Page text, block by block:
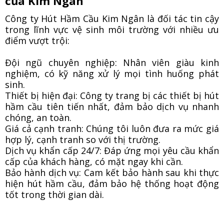
Công ty Hút Hầm Cầu Kim Ngân là đối tác tin cậy
trong lĩnh vực vệ sinh môi trường với nhiều ưu
điểm vượt trội:
Đội ngũ chuyên nghiệp: Nhân viên giàu kinh
nghiệm, có kỹ năng xử lý mọi tình huống phát
sinh.
Thiết bị hiện đại: Công ty trang bị các thiết bị hút
hầm cầu tiên tiến nhất, đảm bảo dịch vụ nhanh
chóng, an toàn.
Giá cả cạnh tranh: Chúng tôi luôn đưa ra mức giá
hợp lý, cạnh tranh so với thị trường.
Dịch vụ khẩn cấp 24/7: Đáp ứng mọi yêu cầu khẩn
cấp của khách hàng, có mặt ngay khi cần.
Bảo hành dịch vụ: Cam kết bảo hành sau khi thực
hiện hút hầm cầu, đảm bảo hệ thống hoạt động
tốt trong thời gian dài.